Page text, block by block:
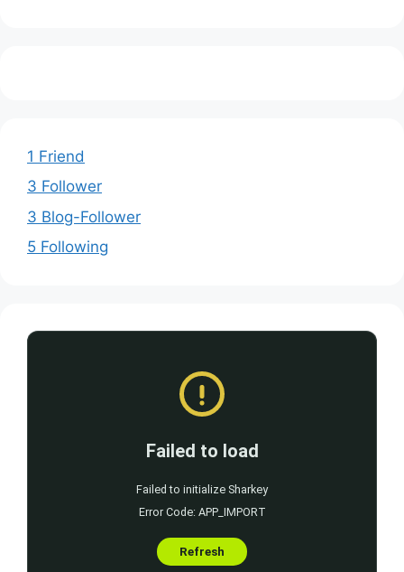
1 Friend
3 Follower
3 Blog-Follower
5 Following